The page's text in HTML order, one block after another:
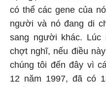
có thể các gene của
người và nó đang di
sang người khác. Lúc
chợt nghĩ, nếu điều
chúng tôi đến đây vì
12 năm 1997, đã có